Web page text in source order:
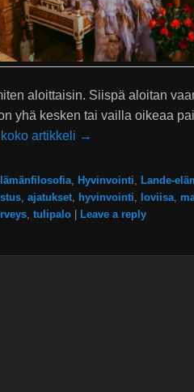
aloittaisin. Siispä aloitan
yhä kesken tai vailla oikeaa
koko artikkeli →
Hyvinvointi Lande-
ajatukset hyvinvointi loviisa
tulipalo Leave a reply